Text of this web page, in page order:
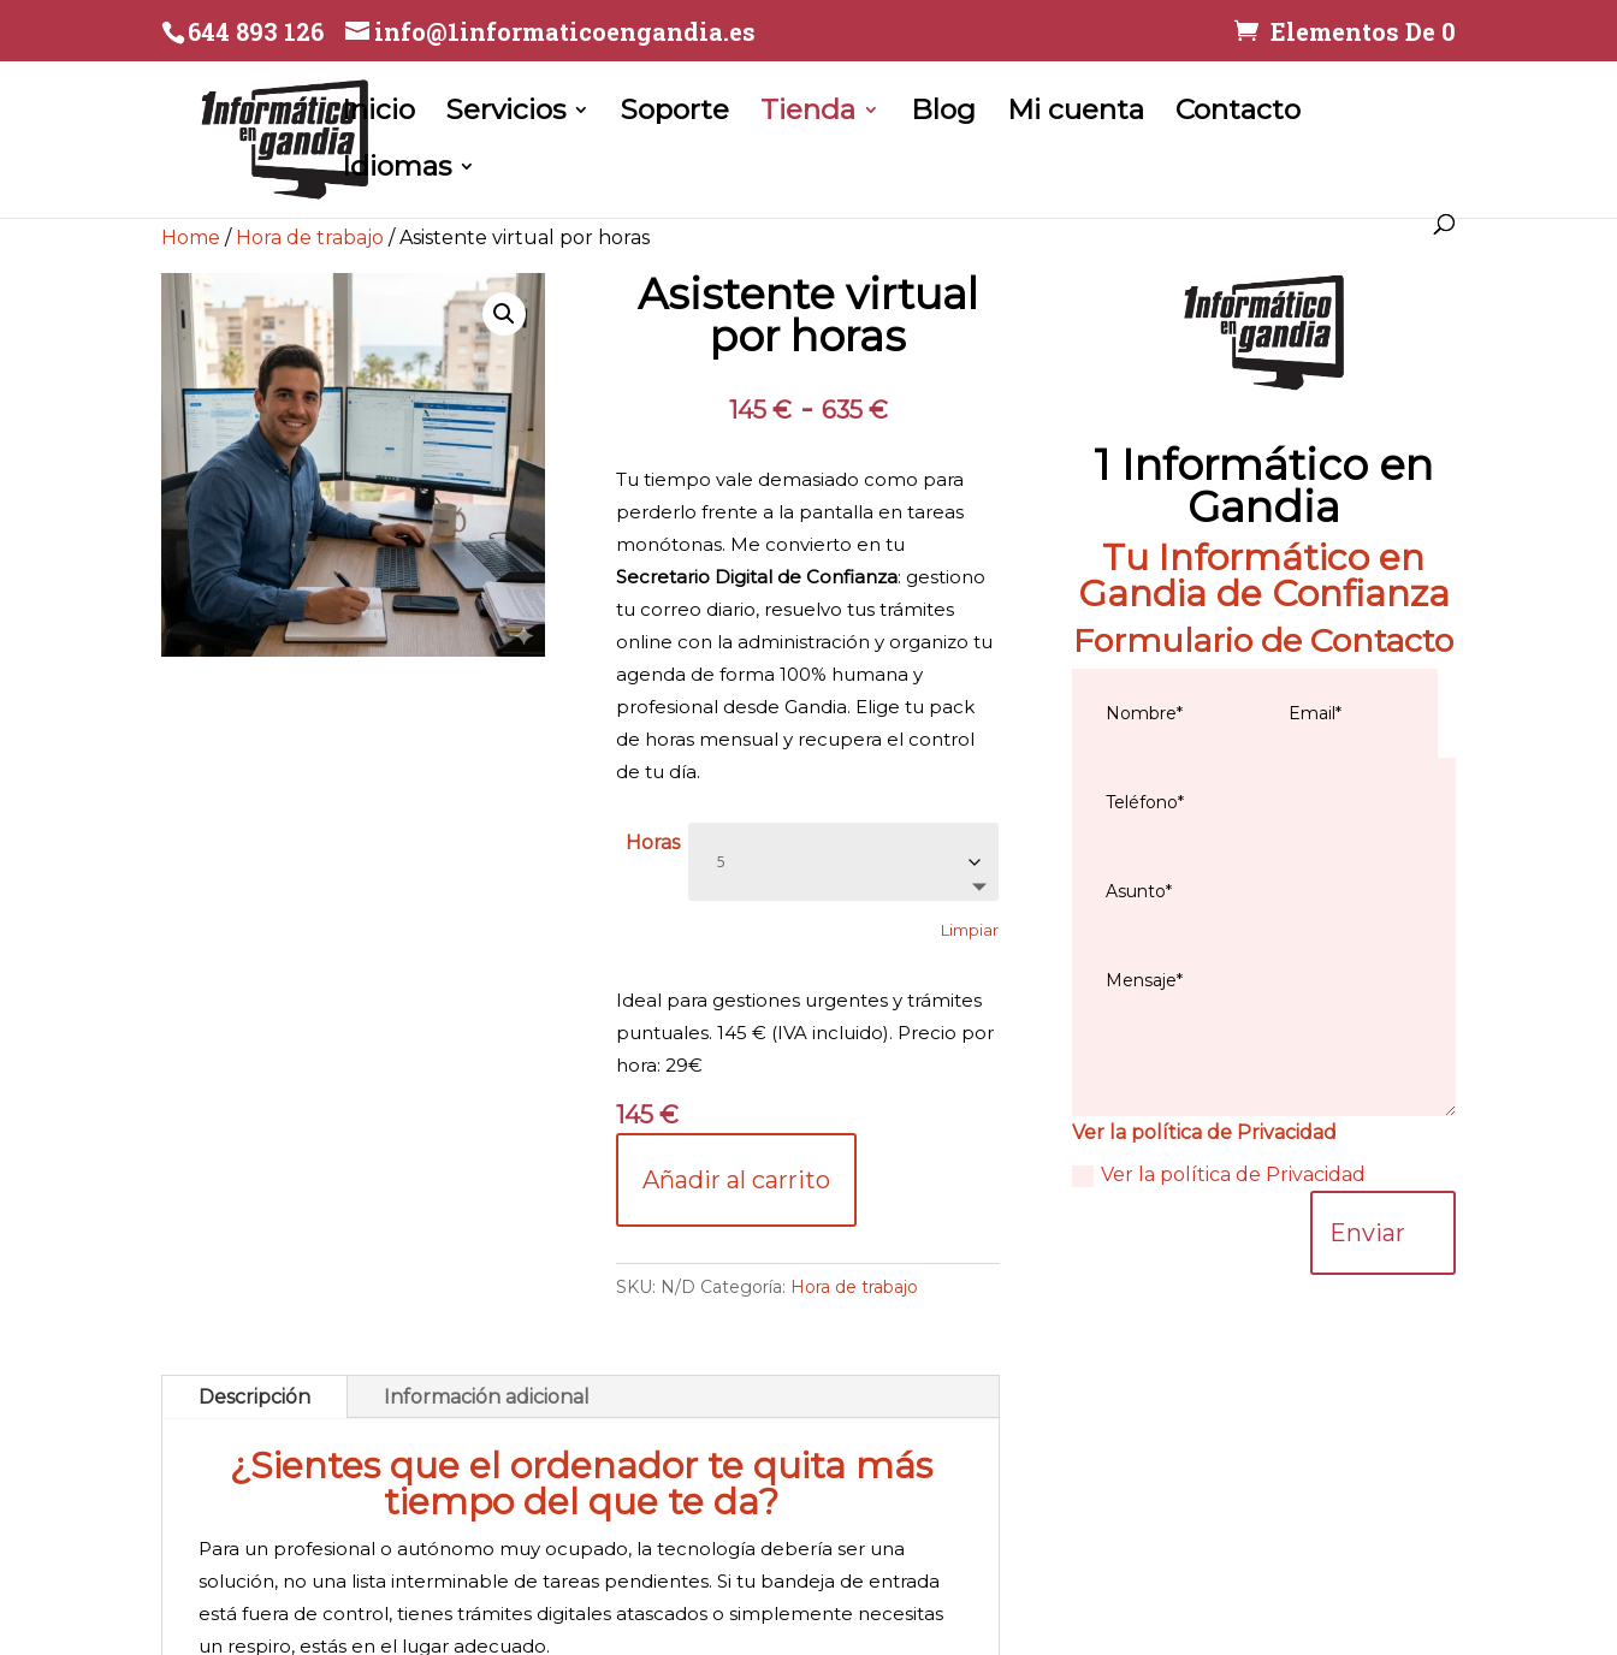
644 893 126 info@1informaticoengandia.es Elementos De 0
Inicio Servicios Soporte Tienda Blog Mi cuenta
Contacto
Idiomas
Home / Hora de trabajo / Asistente virtual por horas
Asistente virtual
por horas
145 € - 635 €Rango
precios:
desde
145 €
hasta
635 €
Tu tiempo vale demasiado como para
perderlo frente a la pantalla en tareas
monótonas. Me convierto en tu
Secretario Digital de Confianza: gestiono
tu correo diario, resuelvo tus trámites
online con la administración y organizo tu
agenda de forma 100% humana y
profesional desde Gandia. Elige tu pack
de horas mensual y recupera el control
de tu día.
Horas
Limpiar
Ideal para gestiones urgentes y trámites
puntuales. 145 € (IVA incluido). Precio por
hora: 29€
145€
Añadir al carrito
SKU: N/D Categoría: Hora de trabajo
Descripción Información adicional
¿Sientes que el ordenador te quita más
tiempo del que te da?
Para un profesional o autónomo muy ocupado, la tecnología debería ser una
solución, no una lista interminable de tareas pendientes. Si tu bandeja de entrada
está fuera de control, tienes trámites digitales atascados o simplemente necesitas
un respiro, estás en el lugar adecuado.
1 Informático en
Gandia
Tu Informático en
Gandia de Confianza
Formulario de Contacto
Ver la política de Privacidad
Ver la política de Privacidad
Enviar